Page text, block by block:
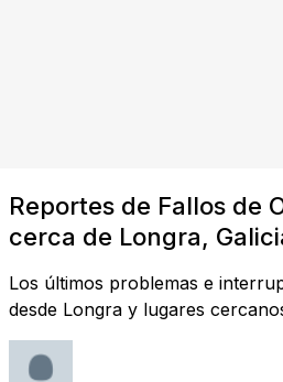
Reportes de Fallos de
cerca de Longra,
Los últimos problemas e
desde Longra y lugares